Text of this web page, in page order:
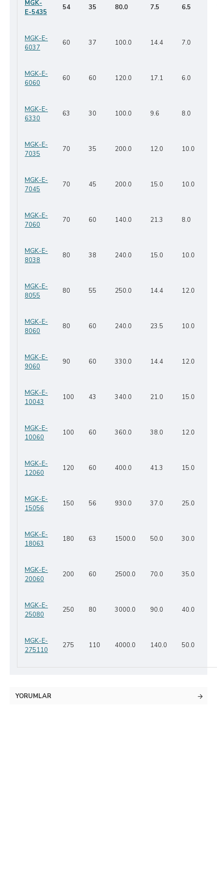
MGK-
E-5435
54 35 80.0 7.5 6.5
MGK-E-
6037
60 37 100.0 14.4 7.0
MGK-E-
6060
60 60 120.0 17.1 6.0
MGK-E-
6330
63 30 100.0 9.6 8.0
MGK-E-
7035
70 35 200.0 12.0 10.0
MGK-E-
7045
70 45 200.0 15.0 10.0
MGK-E-
7060
70 60 140.0 21.3 8.0
MGK-E-
8038
80 38 240.0 15.0 10.0
MGK-E-
8055
80 55 250.0 14.4 12.0
MGK-E-
8060
80 60 240.0 23.5 10.0
MGK-E-
9060
90 60 330.0 14.4 12.0
MGK-E-
10043
100 43 340.0 21.0 15.0
MGK-E-
10060
100 60 360.0 38.0 12.0
MGK-E-
12060
120 60 400.0 41.3 15.0
MGK-E-
15056
150 56 930.0 37.0 25.0
MGK-E-
18063
180 63 1500.0 50.0 30.0
MGK-E-
20060
200 60 2500.0 70.0 35.0
MGK-E-
25080
250 80 3000.0 90.0 40.0
MGK-E-
275110
275 110 4000.0 140.0 50.0
YORUMLAR